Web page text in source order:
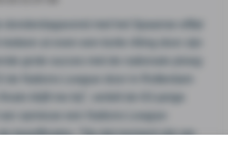
kwartfinales. "Op dat moment zijn we